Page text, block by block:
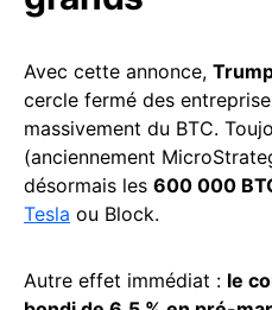
Avec cette annonce,
cercle fermé des
massivement du BTC.
(anciennement
désormais les 600 000
Tesla ou Block.
Autre effet immédiat : le